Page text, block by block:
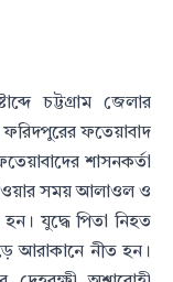
চট্টগ্রাম জেলার
ফরিদপুরের ফতেয়াবাদ
শাসনকর্তা
সময় আলাওল ও
হন। যুদ্ধে পিতা নিহত
আরাকানে নীত হন।